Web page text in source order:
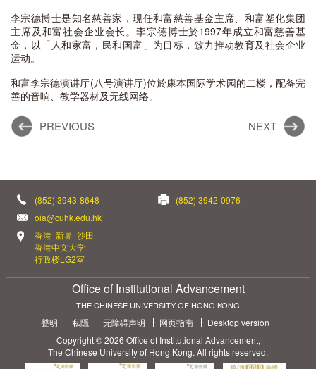
李宗德博士是知名慈善家，现任和富慈善基金主席、和富塑化集团
主席及和富社会企业会长。李宗德博士於1997年成立和富慈善基
金，以「人和家富，民和国富」为目标，致力推动教育及社会企业
运动。
和富李宗德演讲厅(八号演讲厅)位於康本国际学术园的二楼，配备完
善的音响、教学器材及无线网络。
PREVIOUS NEXT
(852) 3943-8648
(852) 3942-0976
oia@cuhk.edu.hk
香港 新界 沙田
香港中文大学
行政楼LG2室
Office of Institutional Advancement
THE CHINESE UNIVERSITY OF HONG KONG
聲明 私隱 无障碍声明 网页指南
Desktop version
Copyright © 2026 Office of Institutional Advancement,
The Chinese University of Hong Kong. All rights reserved.